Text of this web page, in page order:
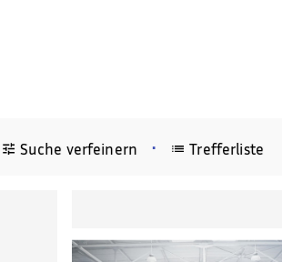
Suche verfeinern • Trefferliste